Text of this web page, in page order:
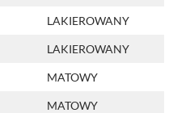
LAKIEROWANY
LAKIEROWANY
MATOWY
MATOWY